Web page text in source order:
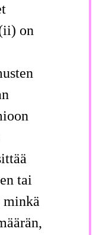
on
tai
minkä